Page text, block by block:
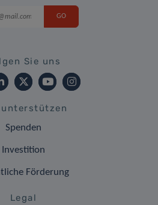
Sie uns
unterstützen
Spenden
Investition
Förderung
Legal